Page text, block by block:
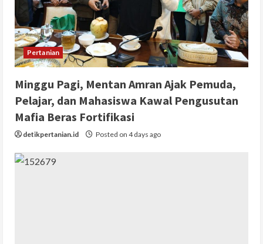
Pertanian
Minggu Pagi, Mentan Amran Ajak Pemuda,
Pelajar, dan Mahasiswa Kawal Pengusutan
Mafia Beras Fortifikasi
detikpertanian.id Posted on 4 days ago